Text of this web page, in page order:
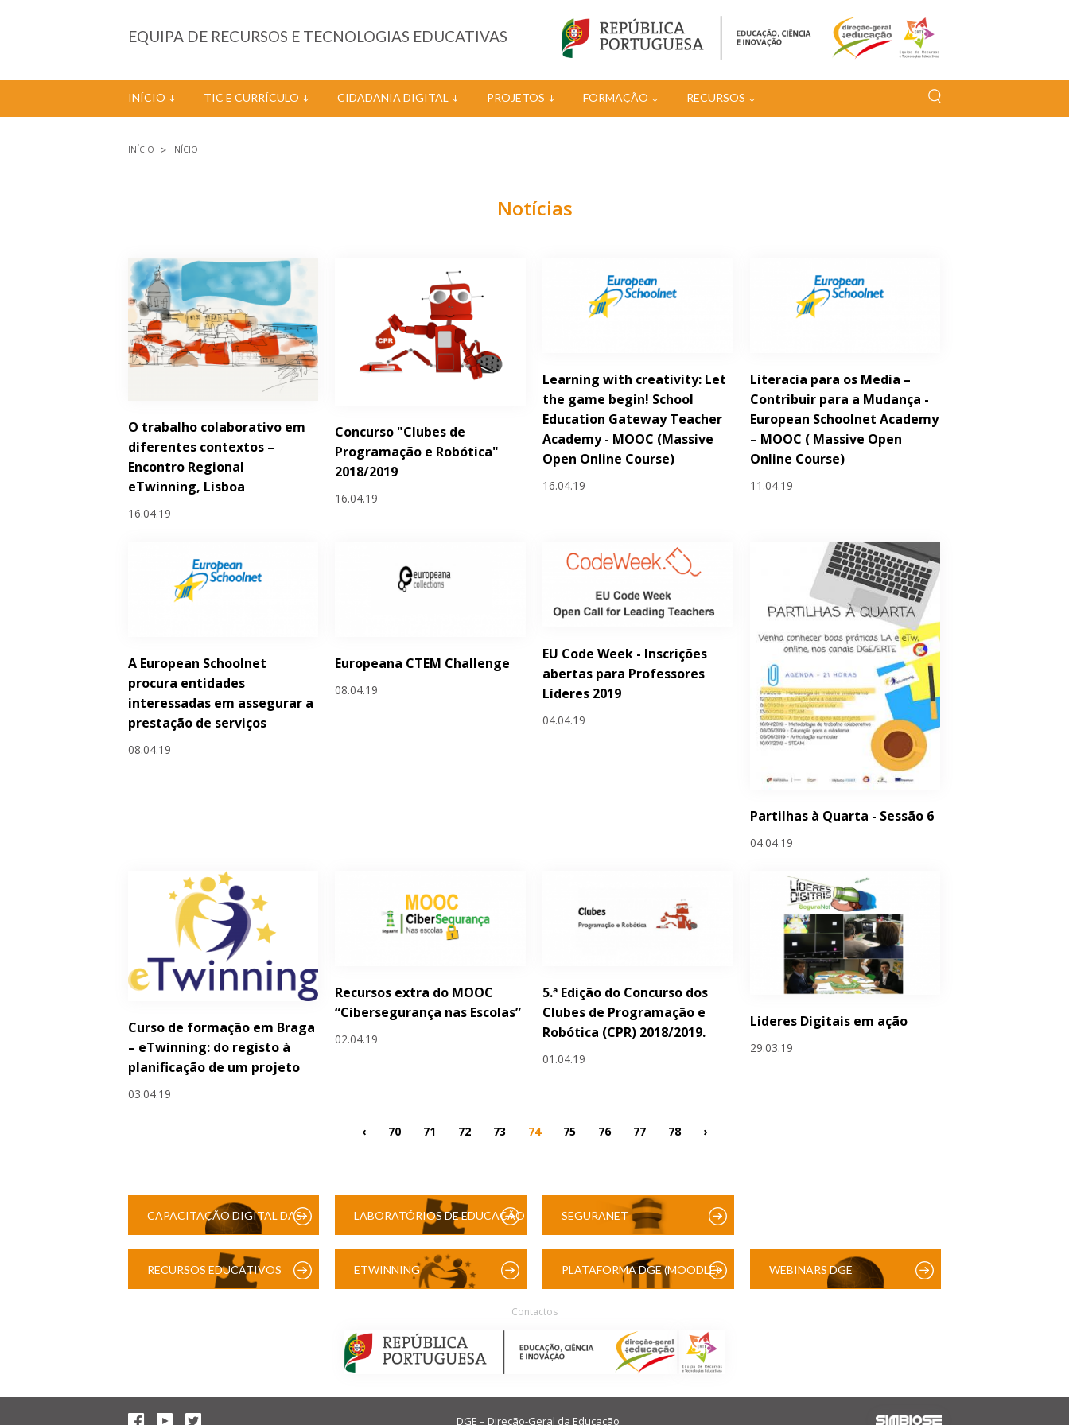
EQUIPA DE RECURSOS E TECNOLOGIAS EDUCATIVAS
INÍCIO TIC E CURRÍCULO CIDADANIA DIGITAL PROJETOS FORMAÇÃO RECURSOS
INÍCIO INÍCIO
Notícias
O trabalho colaborativo em
diferentes contextos –
Encontro Regional
eTwinning, Lisboa
16.04.19
Concurso "Clubes de
Programação e Robótica"
2018/2019
16.04.19
Learning with creativity: Let
the game begin! School
Education Gateway Teacher
Academy - MOOC (Massive
Open Online Course)
16.04.19
Literacia para os Media –
Contribuir para a Mudança -
European Schoolnet Academy
– MOOC ( Massive Open
Online Course)
11.04.19
A European Schoolnet
procura entidades
interessadas em assegurar a
prestação de serviços
08.04.19
Europeana CTEM Challenge
08.04.19
EU Code Week - Inscrições
abertas para Professores
Líderes 2019
04.04.19
Partilhas à Quarta - Sessão 6
04.04.19
Curso de formação em Braga
– eTwinning: do registo à
planificação de um projeto
03.04.19
Recursos extra do MOOC
“Cibersegurança nas Escolas”
02.04.19
5.ª Edição do Concurso dos
Clubes de Programação e
Robótica (CPR) 2018/2019.
01.04.19
Lideres Digitais em ação
29.03.19
Páginas
‹ 70 71 72 73 74 75 76 77 78 ›
CAPACITAÇÃO DIGITAL DAS LABORATÓRIOS DE EDUCAÇÃO SEGURANET
RECURSOS EDUCATIVOS ETWINNING PLATAFORMA DGE (MOODLE) WEBINARS DGE
Contactos
DGE – Direção-Geral da Educação